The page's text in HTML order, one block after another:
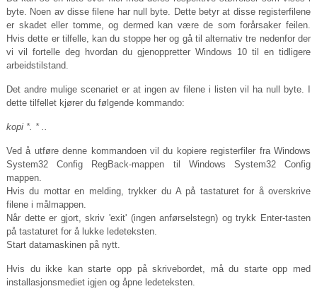
byte. Noen av disse filene har null byte. Dette betyr at disse registerfilene
er skadet eller tomme, og dermed kan være de som forårsaker feilen.
Hvis dette er tilfelle, kan du stoppe her og gå til alternativ tre nedenfor der
vi vil fortelle deg hvordan du gjenoppretter Windows 10 til en tidligere
arbeidstilstand.
Det andre mulige scenariet er at ingen av filene i listen vil ha null byte. I
dette tilfellet kjører du følgende kommando:
kopi *. * ..
Ved å utføre denne kommandoen vil du kopiere registerfiler fra Windows
System32 Config RegBack-mappen til Windows System32 Config
mappen.
Hvis du mottar en melding, trykker du A på tastaturet for å overskrive
filene i målmappen.
Når dette er gjort, skriv 'exit' (ingen anførselstegn) og trykk Enter-tasten
på tastaturet for å lukke ledeteksten.
Start datamaskinen på nytt.
Hvis du ikke kan starte opp på skrivebordet, må du starte opp med
installasjonsmediet igjen og åpne ledeteksten.